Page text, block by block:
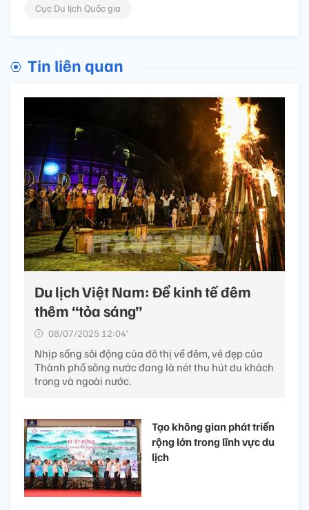
Cục Du lịch Quốc gia
Tin liên quan
Du lịch Việt Nam: Để kinh tế đêm
thêm “tỏa sáng”
08/07/2025 12:04’
Nhịp sống sôi động của đô thị về đêm, vẻ đẹp của
Thành phố sông nước đang là nét thu hút du khách
trong và ngoài nước.
Tạo không gian phát triển
rộng lớn trong lĩnh vực du
lịch